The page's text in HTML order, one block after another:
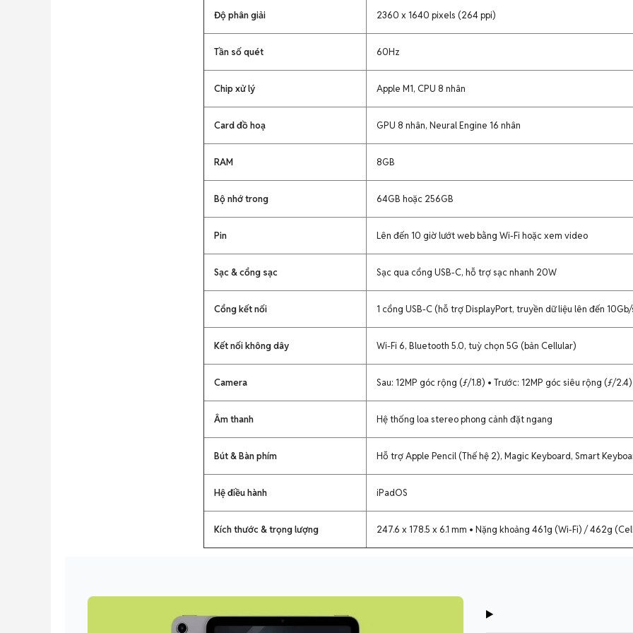
Độ phân giải 2360 x 1640 pixels (264 ppi)
Tần số quét 60Hz
Chip xử lý Apple M1, CPU 8 nhân
Card đồ hoạ GPU 8 nhân, Neural Engine 16 nhân
RAM 8GB
Bộ nhớ trong 64GB hoặc 256GB
Pin Lên đến 10 giờ lướt web bằng Wi-Fi hoặc xem video
Sạc & cổng sạc Sạc qua cổng USB-C, hỗ trợ sạc nhanh 20W
Cổng kết nối 1 cổng USB-C (hỗ trợ DisplayPort, truyền dữ liệu lên đến
Kết nối không dây Wi-Fi 6, Bluetooth 5.0, tuỳ chọn 5G (bản Cellular)
Camera Sau: 12MP góc rộng (ƒ/1.8) • Trước: 12MP góc siêu rộng (ƒ/
Âm thanh Hệ thống loa stereo phong cảnh đặt ngang
Bút & Bàn phím Hỗ trợ Apple Pencil (Thế hệ 2), Magic Keyboard, Smart
Hệ điều hành iPadOS
Kích thước & trọng lượng 247.6 x 178.5 x 6.1 mm • Nặng khoảng 461g (Wi-Fi) / 462g